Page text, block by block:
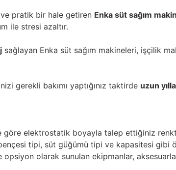
pratik bir hale getiren Enka süt sağım
ile stresi azaltır.
sağlayan Enka süt sağım makineleri, işçilik
nizi gerekli bakımı yaptığınız taktirde uzun
elektrostatik boyayla talep ettiğiniz
tipi, süt güğümü tipi ve kapasitesi gibi
olarak sunulan ekipmanlar,